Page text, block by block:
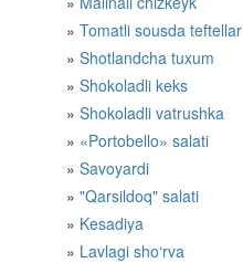
Tomatli sousda teftellar
Shotlandcha tuxum
Shokoladli keks
Shokoladli vatrushka
«Portobello» salati
Savoyardi
"Qarsildoq" salati
Kesadiya
Lavlagi sho‘rva